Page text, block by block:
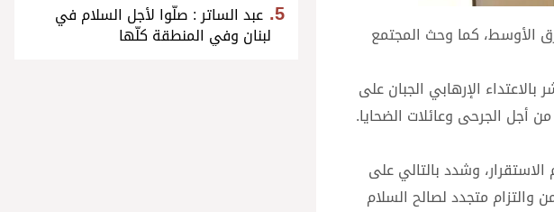
الأوسط، كما وحث المجتمع
الإرهابي الجبان على
أجل الجرحى وعائلات الضحايا.
وشدد بالتالي على
والتزام متجدد لصالح السلام
عبد الساتر : صلّوا لأجل السلام في
لبنان وفي المنطقة كلّها